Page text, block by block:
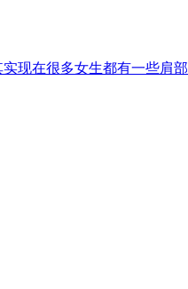
现在很多女生都有一些肩